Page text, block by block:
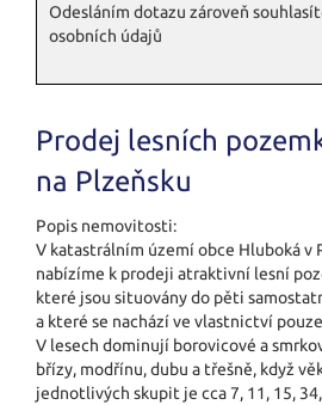
Odesláním dotazu zároveň
osobních údajů
Prodej lesních
na Plzeňsku
Popis nemovitosti:
V katastrálním území obce Hluboká v
nabízíme k prodeji atraktivní lesní
které jsou situovány do pěti
a které se nachází ve vlastnictví
V lesech dominují borovicové a
břízy, modřínu, dubu a třešně, když
jednotlivých skupit je cca 7, 11, 15,